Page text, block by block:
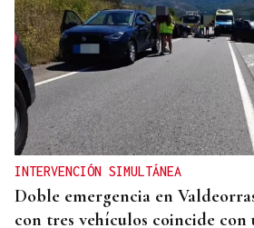
INTERVENCIÓN SIMULTÁNEA
Doble emergencia en
con tres vehículos coincide